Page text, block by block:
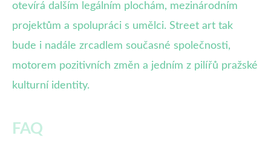
otevírá dalším legálním plochám, mezinárodním
projektům a spolupráci s umělci. Street art tak
bude i nadále zrcadlem současné společnosti,
motorem pozitivních změn a jedním z pilířů pražské
kulturní identity.
FAQ